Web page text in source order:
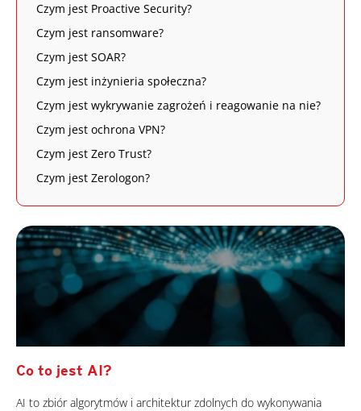
Czym jest Proactive Security?
Czym jest ransomware?
Czym jest SOAR?
Czym jest inżynieria społeczna?
Czym jest wykrywanie zagrożeń i reagowanie na nie?
Czym jest ochrona VPN?
Czym jest Zero Trust?
Czym jest Zerologon?
Co to jest AI?
AI to zbiór algorytmów i architektur zdolnych do wykonywania